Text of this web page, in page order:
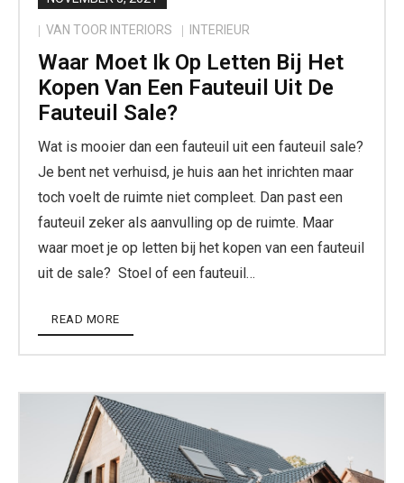
Contact
VAN TOOR INTERIORS INTERIEUR
Waar Moet Ik Op Letten Bij Het
Kopen Van Een Fauteuil Uit De
Fauteuil Sale?
Wat is mooier dan een fauteuil uit een fauteuil sale?
Je bent net verhuisd, je huis aan het inrichten maar
toch voelt de ruimte niet compleet. Dan past een
fauteuil zeker als aanvulling op de ruimte. Maar
waar moet je op letten bij het kopen van een fauteuil
uit de sale? Stoel of een fauteuil…
READ MORE